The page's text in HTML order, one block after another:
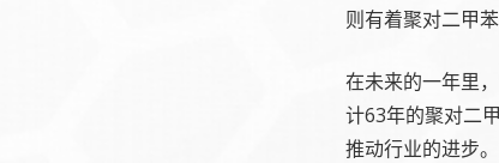
则有着聚对二甲
在未来的一年里
计63年的聚对二
推动行业的进步。